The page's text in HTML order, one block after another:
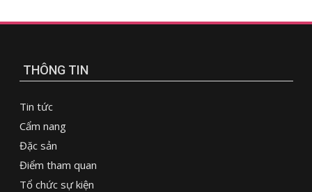
THÔNG TIN
Tin tức
Cẩm nang
Đặc sản
Điểm tham quan
Tổ chức sự kiện